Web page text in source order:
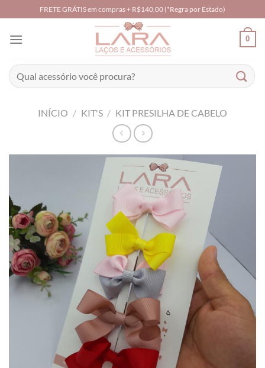
to
content
FRETE GRÁTIS em compras + R$140,00 (*Regra por Estado)
0
Pesquisar
por:
INÍCIO / KIT'S / KIT PRESILHA DE CABELO